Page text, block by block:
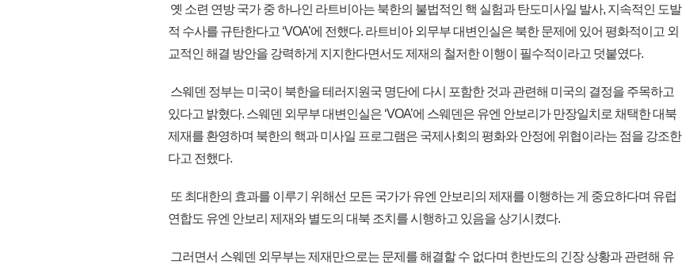
옛 소련 연방 국가 중 하나인 라트비아는 북한의 불법적인 핵 실험과 탄도미사일 발사, 지속적인 도발
적 수사를 규탄한다고 ‘VOA’에 전했다. 라트비아 외무부 대변인실은 북한 문제에 있어 평화적이고 외
교적인 해결 방안을 강력하게 지지한다면서도 제재의 철저한 이행이 필수적이라고 덧붙였다.
스웨덴 정부는 미국이 북한을 테러지원국 명단에 다시 포함한 것과 관련해 미국의 결정을 주목하고
있다고 밝혔다. 스웨덴 외무부 대변인실은 ‘VOA’에 스웨덴은 유엔 안보리가 만장일치로 채택한 대북
제재를 환영하며 북한의 핵과 미사일 프로그램은 국제사회의 평화와 안정에 위협이라는 점을 강조한
다고 전했다.
또 최대한의 효과를 이루기 위해선 모든 국가가 유엔 안보리의 제재를 이행하는 게 중요하다며 유럽
연합도 유엔 안보리 제재와 별도의 대북 조치를 시행하고 있음을 상기시켰다.
그러면서 스웨덴 외무부는 제재만으로는 문제를 해결할 수 없다며 한반도의 긴장 상황과 관련해 유